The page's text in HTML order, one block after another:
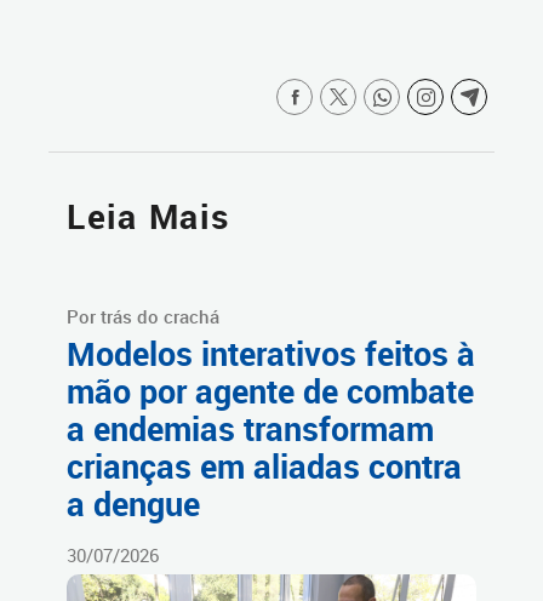
Leia Mais
Por trás do crachá
Modelos interativos feitos à
mão por agente de combate
a endemias transformam
crianças em aliadas contra
a dengue
30/07/2026